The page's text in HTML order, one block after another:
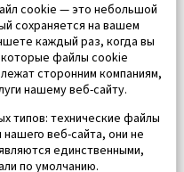
cookie — это небольшой
сохраняется на вашем
каждый раз, когда вы
файлы cookie
сторонним компаниям,
нашему веб-сайту.
типов: технические файлы
веб-сайта, они не
единственными,
по умолчанию.